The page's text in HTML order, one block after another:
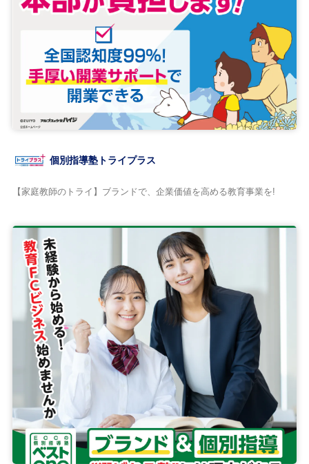
個別指導塾トライプラス
【家庭教師のトライ】ブランドで、企業価値を高める教育事業を!